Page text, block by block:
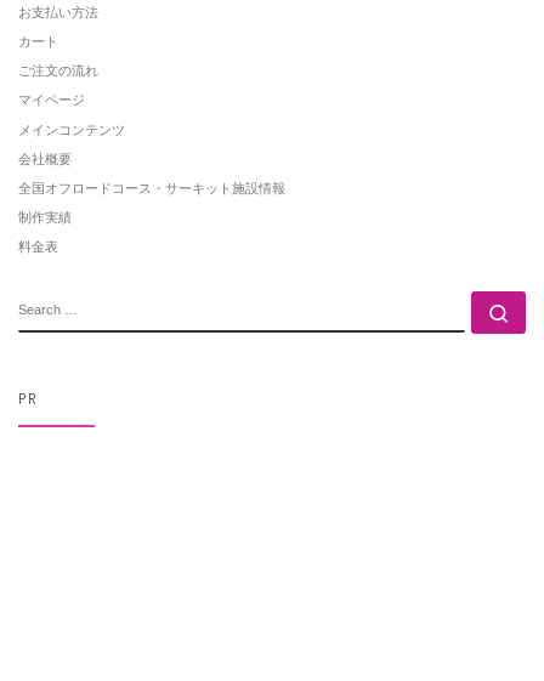
お支払い方法
カート
ご注文の流れ
マイページ
メインコンテンツ
会社概要
全国オフロードコース・サーキット施設情報
制作実績
料金表
PR